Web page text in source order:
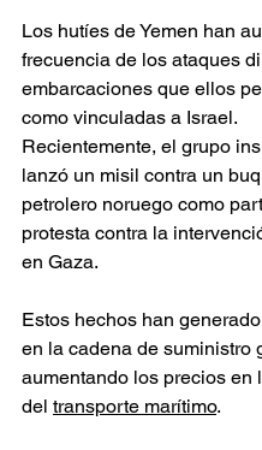
Los hutíes de Yemen han
frecuencia de los ataques
embarcaciones que ellos
como vinculadas a Israel.
Recientemente, el grupo
lanzó un misil contra un
petrolero noruego como
protesta contra la
en Gaza.
Estos hechos han
en la cadena de suministro
aumentando los precios en
del transporte marítimo.